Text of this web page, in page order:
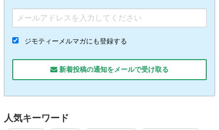
ジモティーメルマガにも登録する
新着投稿の通知をメールで受け取る
人気キーワード